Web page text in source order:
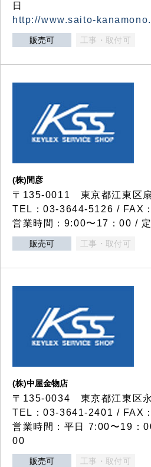
日
http://www.saito-
販売可 工事・取付可
(株)間彦
〒135-0011 東京都江東区
TEL：03-3644-5126 / FAX
営業時間：9:00〜17：00 /
販売可 工事・取付可
(株)中屋金物店
〒135-0034 東京都江東区
TEL：03-3641-2401 / FAX
営業時間：平日 7:00〜19：
00
販売可 工事・取付可